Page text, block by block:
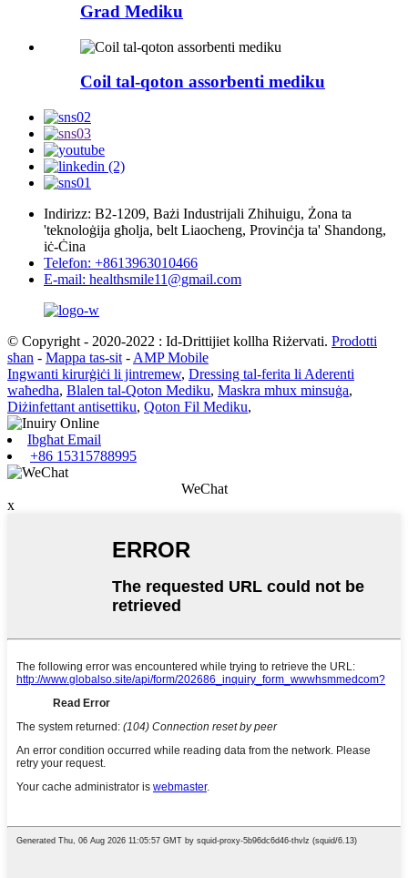
Grad Mediku
Coil tal-qoton assorbenti mediku
Indirizz: B2-1209, Bażi Industrijali Zhihuigu, Żona ta
'teknoloġija għolja, belt Liaocheng, Provinċja ta' Shandong,
iċ-Ċina
Telefon: +8613963010466
E-mail: healthsmile11@gmail.com
© Copyright - 2020-2022 : Id-Drittijiet kollha Riżervati. Prodotti
sħan - Mappa tas-sit - AMP Mobile
Ingwanti kirurġiċi li jintremew, Dressing tal-ferita li Aderenti
waħedha, Blalen tal-Qoton Mediku, Maskra mhux minsuġa,
Diżinfettant antisettiku, Qoton Fil Mediku,
Ibgħat Email
+86 15315788995
WeChat
x